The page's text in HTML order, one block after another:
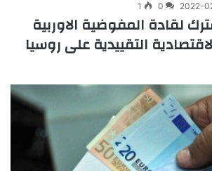
2022-
0
1
لقادة المفوضية الاوربية
التقييدية على روسيا